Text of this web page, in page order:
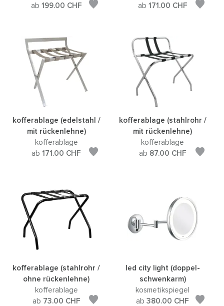
ab 199.00 CHF
ab 171.00 CHF
kofferablage (edelstahl /
mit rückenlehne)
kofferablage
ab 171.00 CHF
kofferablage (stahlrohr /
mit rückenlehne)
kofferablage
ab 87.00 CHF
kofferablage (stahlrohr /
ohne rückenlehne)
kofferablage
ab 73.00 CHF
led city light (doppel-
schwenkarm)
kosmetikspiegel
ab380.00 CHF